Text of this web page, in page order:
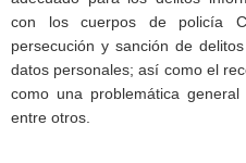
con los cuerpos de policía
persecución y sanción de
datos personales; así como el
como una problemática
entre otros.